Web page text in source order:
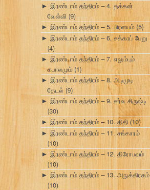
► இரண்டாம் தந்திரம் – 4. தக்கன்
வேள்வி (9)
► இரண்டாம் தந்திரம் – 5. பிரளயம் (5)
► இரண்டாம் தந்திரம் – 6. சக்கரப் பேறு
(4)
► இரண்டாம் தந்திரம் – 7. எலும்பும்
கபாலமும் (1)
► இரண்டாம் தந்திரம் – 8. அடிமுடி
தேடல் (9)
► இரண்டாம் தந்திரம் – 9. சர்வ சிருஷ்டி
(30)
► இரண்டாம் தந்திரம் – 10. திதி(10)
► இரண்டாம் தந்திரம் – 11. சங்காரம்
(10)
► இரண்டாம் தந்திரம் – 12. திரோபவம்
(10)
► இரண்டாம் தந்திரம் – 13. அநுக்கிரகம்
(10)